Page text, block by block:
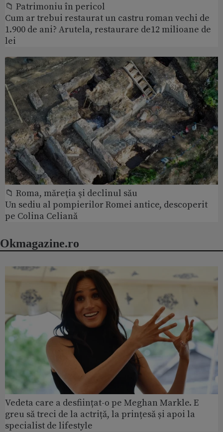
📁 Patrimoniu în pericol
Cum ar trebui restaurat un castru roman vechi de
1.900 de ani? Arutela, restaurare de12 milioane de
lei
📁 Roma, măreţia şi declinul său
Un sediu al pompierilor Romei antice, descoperit
pe Colina Celiană
Okmagazine.ro
Vedeta care a desființat-o pe Meghan Markle. E
greu să treci de la actriță, la prințesă și apoi la
specialist de lifestyle